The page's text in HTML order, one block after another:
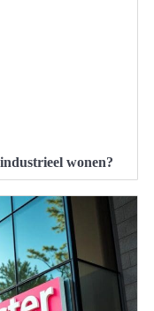
wonen?